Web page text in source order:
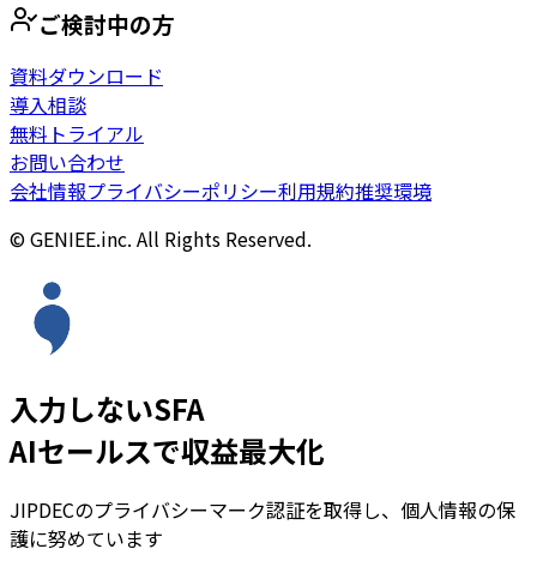
ご検討中の方
資料ダウンロード
導入相談
無料トライアル
お問い合わせ
会社情報プライバシーポリシー利用規約推奨環境
© GENIEE.inc. All Rights Reserved.
入力しないSFA
AIセールスで収益最大化
JIPDECのプライバシーマーク認証を取得し、個人情報の保
護に努めています